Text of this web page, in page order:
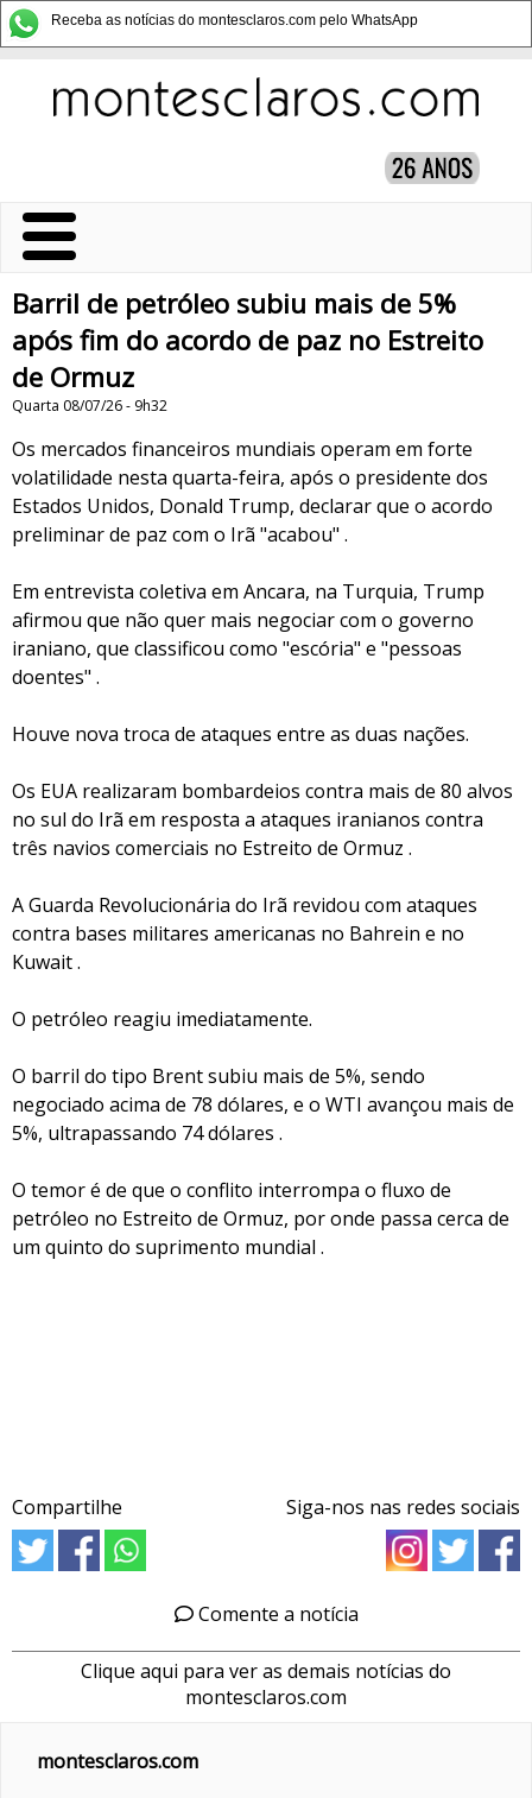
Receba as notícias do montesclaros.com pelo WhatsApp
Barril de petróleo subiu mais de 5%
após fim do acordo de paz no Estreito
de Ormuz
Quarta 08/07/26 - 9h32
Os mercados financeiros mundiais operam em forte
volatilidade nesta quarta-feira, após o presidente dos
Estados Unidos, Donald Trump, declarar que o acordo
preliminar de paz com o Irã "acabou" .
Em entrevista coletiva em Ancara, na Turquia, Trump
afirmou que não quer mais negociar com o governo
iraniano, que classificou como "escória" e "pessoas
doentes" .
Houve nova troca de ataques entre as duas nações.
Os EUA realizaram bombardeios contra mais de 80 alvos
no sul do Irã em resposta a ataques iranianos contra
três navios comerciais no Estreito de Ormuz .
A Guarda Revolucionária do Irã revidou com ataques
contra bases militares americanas no Bahrein e no
Kuwait .
O petróleo reagiu imediatamente.
O barril do tipo Brent subiu mais de 5%, sendo
negociado acima de 78 dólares, e o WTI avançou mais de
5%, ultrapassando 74 dólares .
O temor é de que o conflito interrompa o fluxo de
petróleo no Estreito de Ormuz, por onde passa cerca de
um quinto do suprimento mundial .
Compartilhe Siga-nos nas redes sociais
Comente a notícia
Clique aqui para ver as demais notícias do
montesclaros.com
montesclaros.com